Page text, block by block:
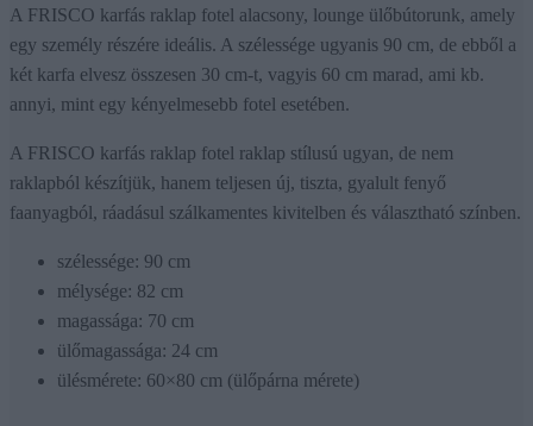
A FRISCO karfás raklap fotel alacsony, lounge ülőbútorunk, amely
egy személy részére ideális. A szélessége ugyanis 90 cm, de ebből a
két karfa elvesz összesen 30 cm-t, vagyis 60 cm marad, ami kb.
annyi, mint egy kényelmesebb fotel esetében.
A FRISCO karfás raklap fotel raklap stílusú ugyan, de nem
raklapból készítjük, hanem teljesen új, tiszta, gyalult fenyő
faanyagból, ráadásul szálkamentes kivitelben és választható színben.
szélessége: 90 cm
mélysége: 82 cm
magassága: 70 cm
ülőmagassága: 24 cm
ülésmérete: 60×80 cm (ülőpárna mérete)